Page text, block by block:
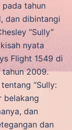
tahun
dan dibintangi
“Sully”
nyata
Flight 1549 di
tahun 2009.
“Sully:
belakang
dan
dan